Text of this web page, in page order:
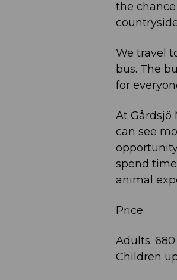
the
We travel
bus. The
for
At Gårdsjö
can see
spend
animal
Price
Adults: 680
Children